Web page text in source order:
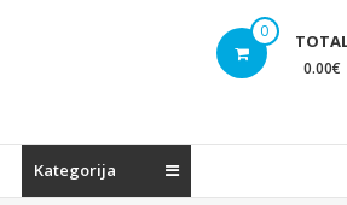
0
0.00€
Kategorija